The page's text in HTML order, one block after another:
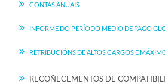
CONTAS ANUAIS
INFORME DO PERÍODO MEDIO DE PAGO
RETRIBUCIÓNS DE ALTOS CARGOS E
RECOÑECEMENTOS DE